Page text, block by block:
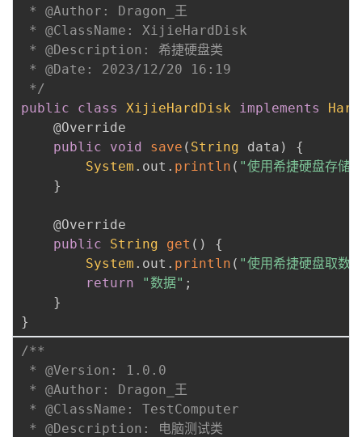
* @Author: Dragon_王
* @ClassName: XijieHardDisk
* @Description: 希捷硬盘类
* @Date: 2023/12/20 16:19
*/
public
class XijieHardDisk implements
@Override
public
void save ( String data )
{
System . out . println ( "使用希捷硬盘存储
}
@Override
public
String get ( )
{
System . out . println ( "使用希捷硬盘取数
return
"数据" ;
}
}
/**
* @Version: 1.0.0
* @Author: Dragon_王
* @ClassName: TestComputer
* @Description: 电脑测试类